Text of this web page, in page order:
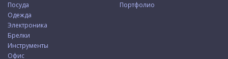
Посуда
Одежда
Электроника
Брелки
Инструменты
Офис
Портфолио